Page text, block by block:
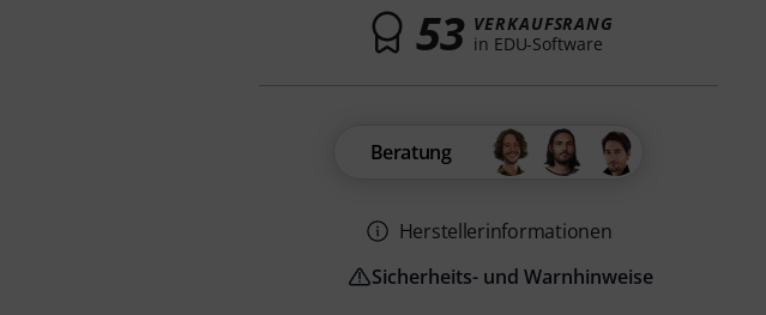
53 VERKAUFSRANG
in EDU-Software
Beratung
Herstellerinformationen
Sicherheits- und Warnhinweise